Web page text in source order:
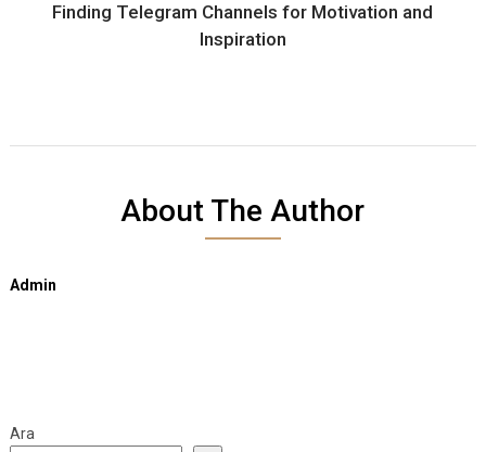
Finding Telegram Channels for Motivation and
Inspiration
About The Author
Admin
Ara